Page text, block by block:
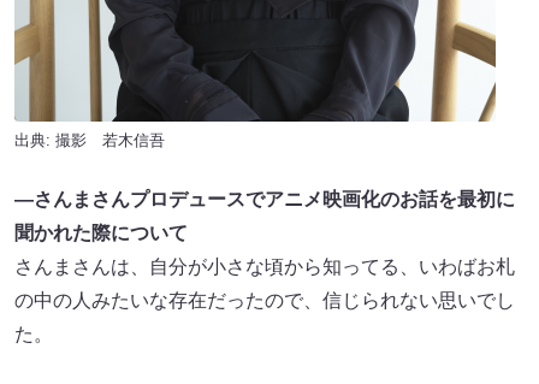
出典: 撮影 若木信吾
—さんまさんプロデュースでアニメ映画化のお話を最初に
聞かれた際について
さんまさんは、自分が小さな頃から知ってる、いわばお札
の中の人みたいな存在だったので、信じられない思いでし
た。